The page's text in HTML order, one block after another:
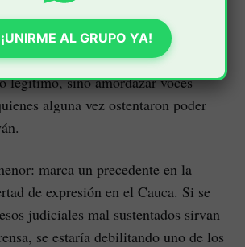
tercera citación, lo que debe
conciliación mal planteada, sino la
Porque lo que se pretende no es
legítimo, sino amordazar voces
alguna vez ostentaron poder
marca un precedente en la
de expresión en el Cauca. Si se
judiciales mal sustentados sirvan
se estaría debilitando uno de los
¡UNIRME AL GRUPO YA!